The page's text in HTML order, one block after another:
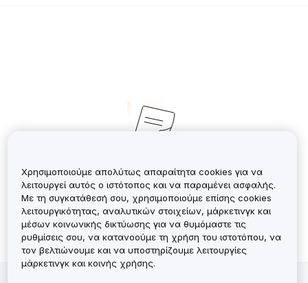
No Records
Χρησιμοποιούμε απολύτως απαραίτητα cookies για να
λειτουργεί αυτός ο ιστότοπος και να παραμένει ασφαλής.
Με τη συγκατάθεσή σου, χρησιμοποιούμε επίσης cookies
λειτουργικότητας, αναλυτικών στοιχείων, μάρκετινγκ και
μέσων κοινωνικής δικτύωσης για να θυμόμαστε τις
ρυθμίσεις σου, να κατανοούμε τη χρήση του ιστοτόπου, να
τον βελτιώνουμε και να υποστηρίζουμε λειτουργίες
μάρκετινγκ και κοινής χρήσης.